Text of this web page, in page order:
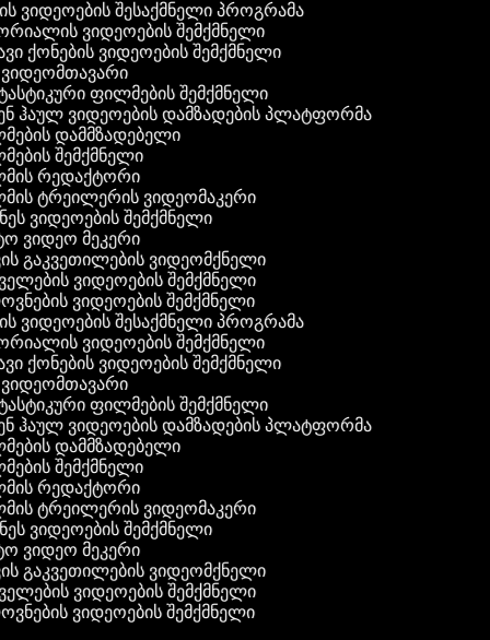
ვიდეოების შესაქმნელი პროგრამა
ვიდეოების შემქმნელი
ქონების ვიდეოების შემქმნელი
ფილმების შემქმნელი
ჰაულ ვიდეოების დამზადების პლატფორმა
დამმზადებელი
შემქმნელი
რედაქტორი
ტრეილერის ვიდეომაკერი
ვიდეოების შემქმნელი
ვიდეო მეკერი
გაკვეთილების ვიდეომქნელი
ვიდეოების შემქმნელი
ვიდეოების შემქმნელი
ვიდეოების შესაქმნელი პროგრამა
ვიდეოების შემქმნელი
ქონების ვიდეოების შემქმნელი
ფილმების შემქმნელი
ჰაულ ვიდეოების დამზადების პლატფორმა
დამმზადებელი
შემქმნელი
რედაქტორი
ტრეილერის ვიდეომაკერი
ვიდეოების შემქმნელი
ვიდეო მეკერი
გაკვეთილების ვიდეომქნელი
ვიდეოების შემქმნელი
ვიდეოების შემქმნელი